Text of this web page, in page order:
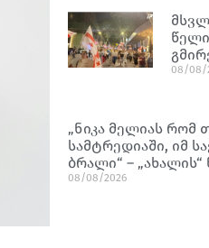
08/08/
„ნიკა მელიას რომ
სამტრედიაში, იმ
ბრალი“ –
08/08/2026